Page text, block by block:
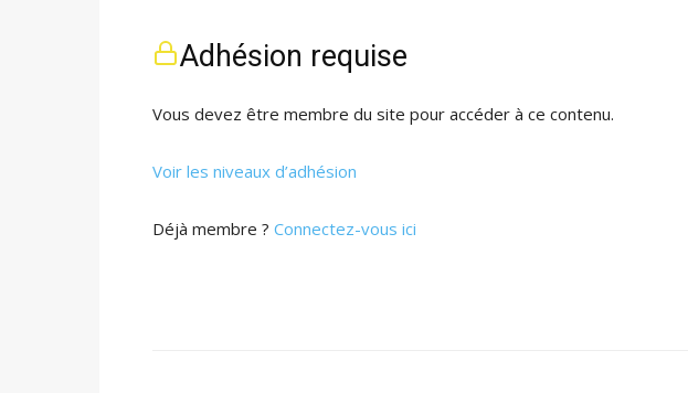
Adhésion requise
Vous devez être membre du site pour accéder à ce contenu.
Voir les niveaux d’adhésion
Déjà membre ? Connectez-vous ici